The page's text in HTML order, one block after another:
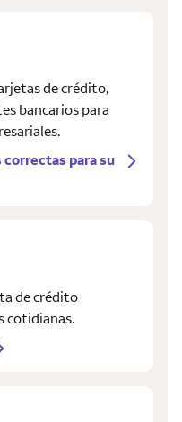
de crédito,
bancarios para
para su
de crédito
cotidianas.